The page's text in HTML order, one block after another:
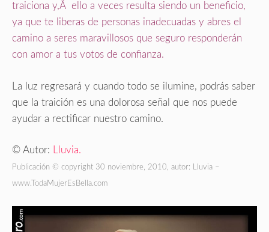
traiciona y,Â ello a veces resulta siendo un beneficio,
ya que te liberas de personas inadecuadas y abres el
camino a seres maravillosos que seguro responderán
con amor a tus votos de confianza.
La luz regresará y cuando todo se ilumine, podrás saber
que la traición es una dolorosa señal que nos puede
ayudar a rectificar nuestro camino.
© Autor: Lluvia.
Publicación © copyright 30 noviembre, 2010, autor: Lluvia –
www.TodaMujerEsBella.com